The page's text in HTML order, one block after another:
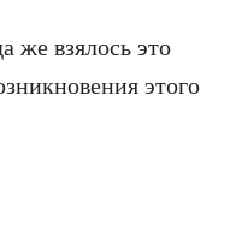
же взялось это
этого